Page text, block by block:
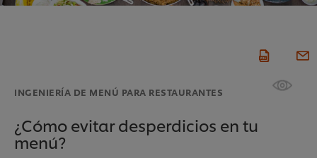
INGENIERÍA DE MENÚ PARA RESTAURANTES
¿Cómo evitar desperdicios en tu
menú?